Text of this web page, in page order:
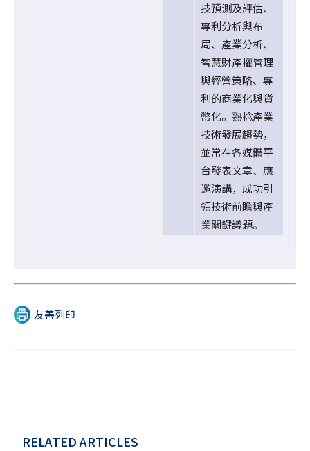
技預測及評估、
專利分析與布
局、產業分析、
智慧財產權管理
與經營策略、專
利的商業化與貨
幣化。熟捻產業
技術發展趨勢，
並常在各媒體平
台發表文章、應
邀演講，成功引
領技術前瞻與產
業關鍵議題。
友善列印
RELATED ARTICLES